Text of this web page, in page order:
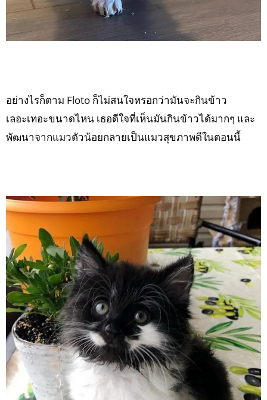
อย่างไรก็ตาม Floto ก็ไม่สนใจหรอกว่ามันจะกินข้าว
เลอะเทอะขนาดไหน เธอดีใจที่เห็นมันกินข้าวได้มากๆ และ
พัฒนาจากแมวตัวน้อยกลายเป็นแมวสุขภาพดีในตอนนี้